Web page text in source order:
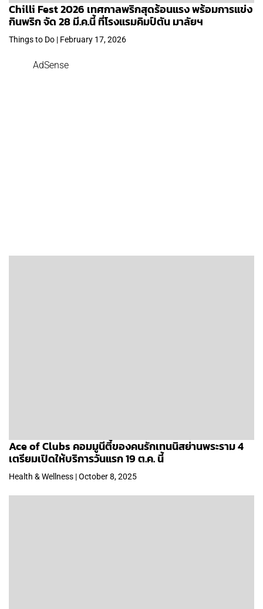
Chilli Fest 2026 เทศกาลพริกสุดร้อนแรง พร้อมการแข่ง
กินพริก จัด 28 มี.ค.นี้ ที่โรงแรมคิมป์ตัน มาลัยฯ
Things to Do | February 17, 2026
AdSense
Ace of Clubs คอมมูนีตี้ของคนรักเทนนิสย่านพระราม 4
เตรียมเปิดให้บริการวันแรก 19 ต.ค. นี้
Health & Wellness | October 8, 2025